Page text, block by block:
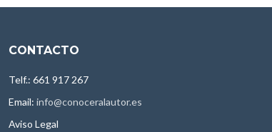
CONTACTO
Telf.: 661 917 267
Email: info@conoceralautor.es
Aviso Legal